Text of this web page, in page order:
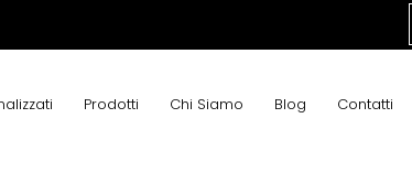
Prodotti Chi Siamo Blog Contatti